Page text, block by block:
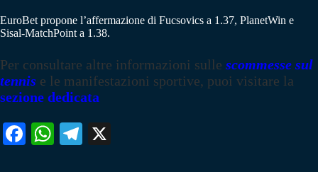
EuroBet propone l’affermazione di Fucsovics a 1.37, PlanetWin e
Sisal-MatchPoint a 1.38.
Per consultare altre informazioni sulle scommesse sul
tennis e le manifestazioni sportive, puoi visitare la
sezione dedicata
Fa W
Te